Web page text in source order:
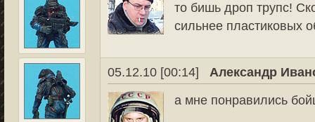
то бишь дроп трупс!
сильнее пластиковых
05.12.10 [00:14]
Александр
а мне понравились